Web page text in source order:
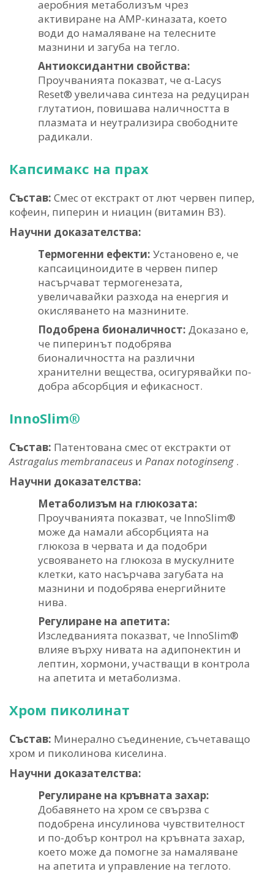
аеробния метаболизъм чрез
активиране на AMP-киназата, което
води до намаляване на телесните
мазнини и загуба на тегло.
Антиоксидантни свойства:
Проучванията показват, че α-Lacys
Reset® увеличава синтеза на редуциран
глутатион, повишава наличността в
плазмата и неутрализира свободните
радикали.
Капсимакс на прах
Състав: Смес от екстракт от лют червен пипер,
кофеин, пиперин и ниацин (витамин B3).
Научни доказателства:
Термогенни ефекти: Установено е, че
капсаициноидите в червен пипер
насърчават термогенезата,
увеличавайки разхода на енергия и
окисляването на мазнините.
Подобрена бионаличност: Доказано е,
че пиперинът подобрява
бионаличността на различни
хранителни вещества, осигурявайки по-
добра абсорбция и ефикасност.
InnoSlim®
Състав: Патентована смес от екстракти от
Astragalus membranaceus и Panax notoginseng.
Научни доказателства:
Метаболизъм на глюкозата:
Проучванията показват, че InnoSlim®
може да намали абсорбцията на
глюкоза в червата и да подобри
усвояването на глюкоза в мускулните
клетки, като насърчава загубата на
мазнини и подобрява енергийните
нива.
Регулиране на апетита:
Изследванията показват, че InnoSlim®
влияе върху нивата на адипонектин и
лептин, хормони, участващи в контрола
на апетита и метаболизма.
Хром пиколинат
Състав: Минерално съединение, съчетаващо
хром и пиколинова киселина.
Научни доказателства:
Регулиране на кръвната захар:
Добавянето на хром се свързва с
подобрена инсулинова чувствителност
и по-добър контрол на кръвната захар,
което може да помогне за намаляване
на апетита и управление на теглото.